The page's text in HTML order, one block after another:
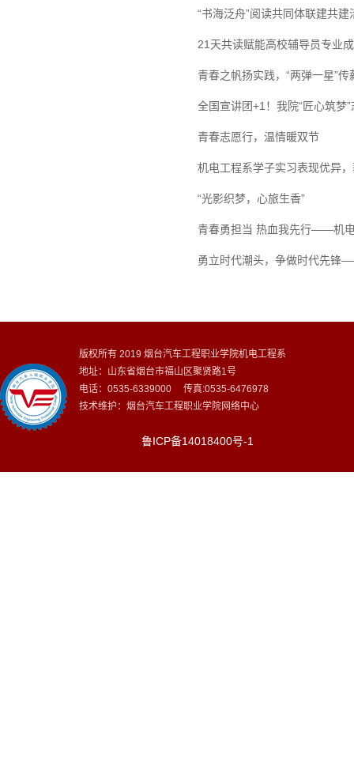
“书海泛舟”阅读共同体联建共
21天共读赋能高校辅导员专业
青春之帆扬实践，“两弹一星”传
全国宣讲团+1！我院“匠心筑梦
青春志愿行，温情暖双节
机电工程系学子实习表现优异
“光影织梦，心旅生香”
青春勇担当 热血我先行——机
勇立时代潮头，争做时代先锋
版权所有 2019 烟台汽车工程职业学院机电工程系
地址：山东省烟台市福山区聚贤路1号
电话：0535-6339000 传真:0535-6476978
技术维护：烟台汽车工程职业学院网络中心
鲁ICP备14018400号-1